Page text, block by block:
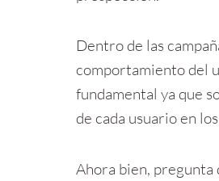
Dentro de las
comportamiento del
fundamental ya que
de cada usuario en
Ahora bien, pregunta